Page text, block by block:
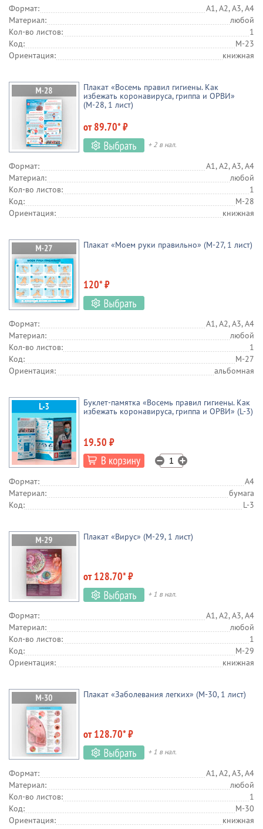
Формат:
А1, А2, А3, А4
Материал:
любой
Кол-во листов:
1
Код:
М-23
Ориентация:
книжная
Плакат «Восемь правил гигиены. Как
избежать коронавируса, гриппа и ОРВИ»
(М-28, 1 лист)
от 89.70* ₽
+ 2 в нал.
Формат:
А1, А2, А3, А4
Материал:
любой
Кол-во листов:
1
Код:
М-28
Ориентация:
книжная
Плакат «Моем руки правильно» (М-27, 1 лист)
120* ₽
Формат:
А1, А2, А3, А4
Материал:
любой
Кол-во листов:
1
Код:
М-27
Ориентация:
альбомная
Буклет-памятка «Восемь правил гигиены. Как
избежать коронавируса, гриппа и ОРВИ» (L-3)
19.50 ₽
Формат:
А4
Материал:
бумага
Код:
L-3
Плакат «Вирус» (М-29, 1 лист)
от 128.70* ₽
+ 1 в нал.
Формат:
А1, А2, А3, А4
Материал:
любой
Кол-во листов:
1
Код:
М-29
Ориентация:
книжная
Плакат «Заболевания легких» (М-30, 1 лист)
от 128.70* ₽
+ 1 в нал.
Формат:
А1, А2, А3, А4
Материал:
любой
Кол-во листов:
1
Код:
М-30
Ориентация:
книжная